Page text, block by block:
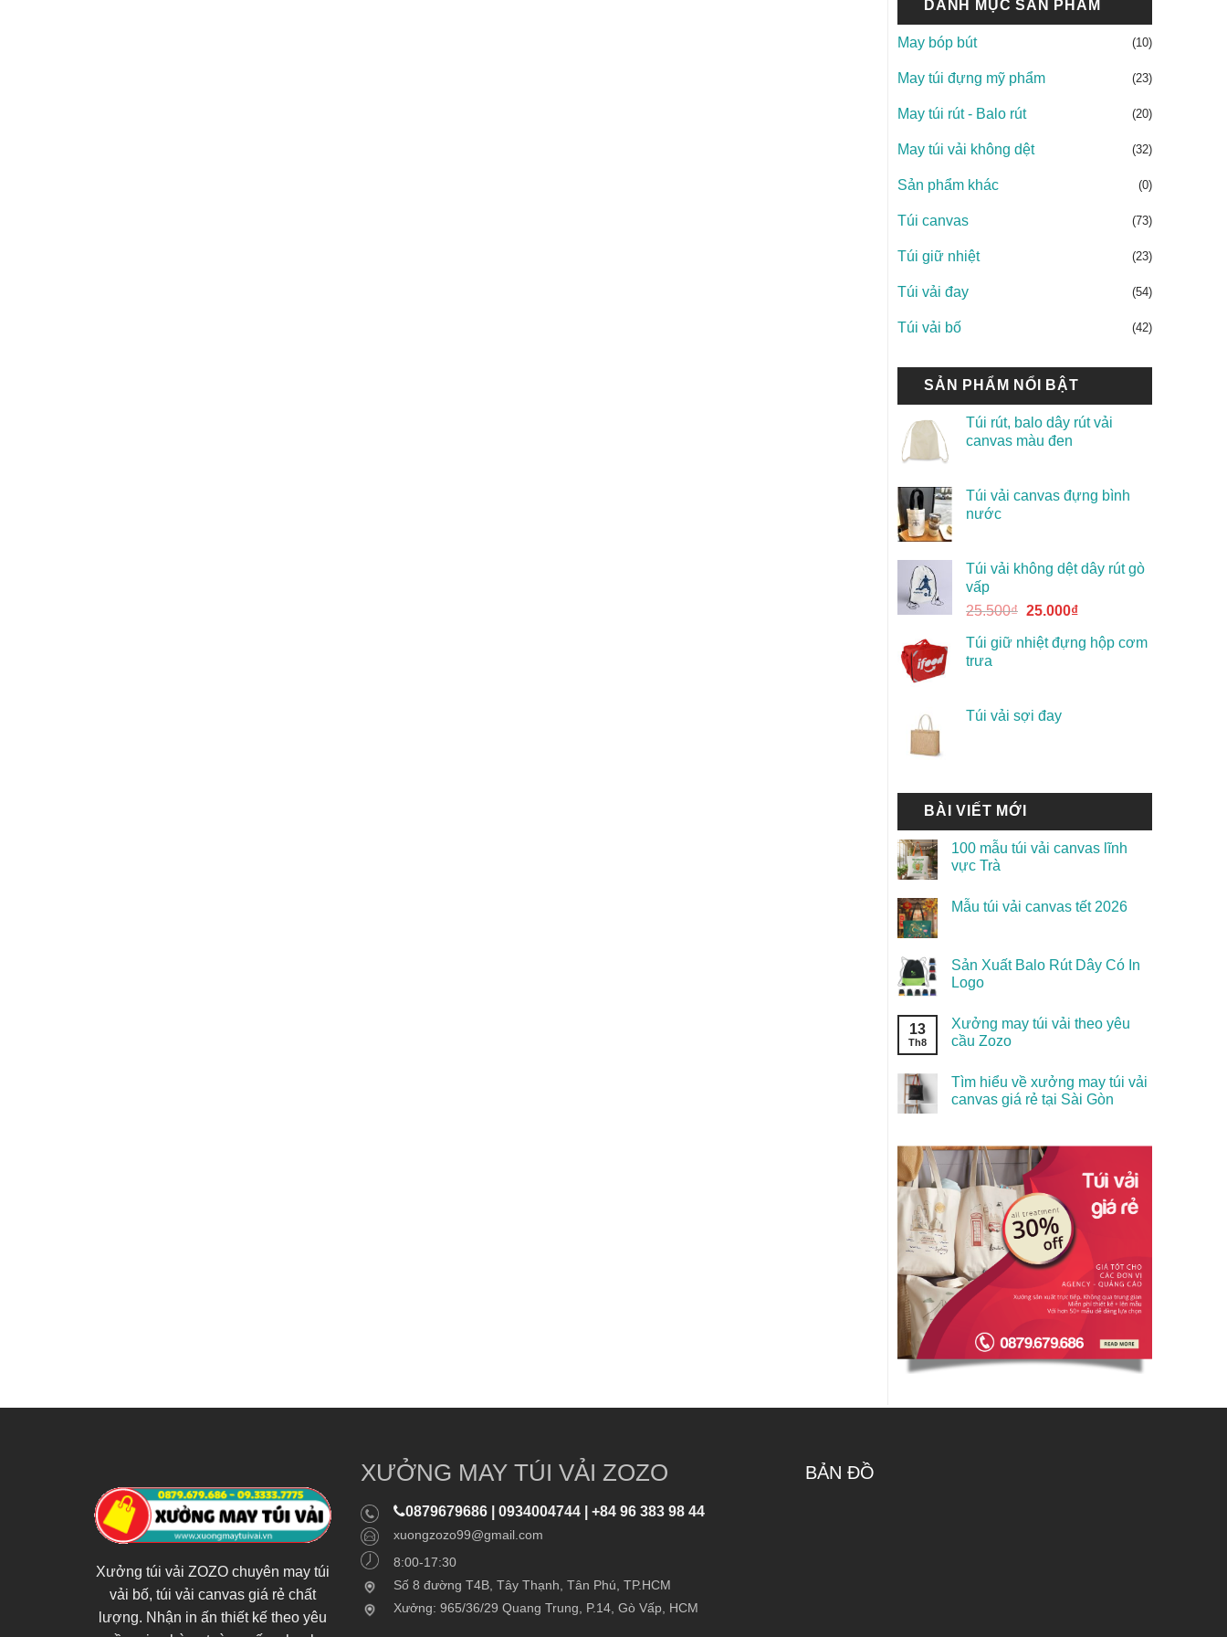
DANH MỤC SẢN PHẨM
May bóp bút (10)
May túi đựng mỹ phẩm (23)
May túi rút - Balo rút (20)
May túi vải không dệt (32)
Sản phẩm khác (0)
Túi canvas (73)
Túi giữ nhiệt (23)
Túi vải đay (54)
Túi vải bố (42)
SẢN PHẨM NỔI BẬT
Túi rút, balo dây rút vải
canvas màu đen
Túi vải canvas đựng bình
nước
Túi vải không dệt dây rút gò
vấp
25.500₫ 25.000₫
Túi giữ nhiệt đựng hộp cơm
trưa
Túi vải sợi đay
BÀI VIẾT MỚI
100 mẫu túi vải canvas lĩnh
vực Trà
Mẫu túi vải canvas tết 2026
Sản Xuất Balo Rút Dây Có In
Logo
13
Th8
Xưởng may túi vải theo yêu
cầu Zozo
Tìm hiểu về xưởng may túi vải
canvas giá rẻ tại Sài Gòn
Xưởng túi vải ZOZO chuyên may túi
vải bố, túi vải canvas giá rẻ chất
lượng. Nhận in ấn thiết kế theo yêu
XƯỞNG MAY TÚI VẢI ZOZO
0879679686 | 0934004744 | +84 96 383 98 44
xuongzozo99@gmail.com
8:00-17:30
Số 8 đường T4B, Tây Thạnh, Tân Phú, TP.HCM
Xưởng: 965/36/29 Quang Trung, P.14, Gò Vấp, HCM
BẢN ĐỒ